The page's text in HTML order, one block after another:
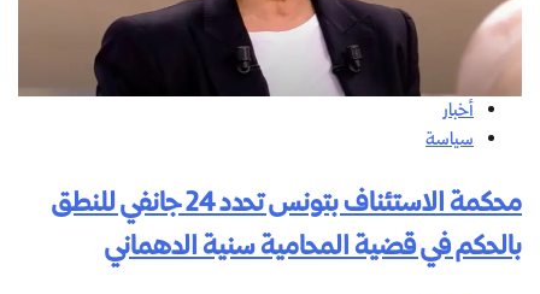
أخبار
سياسة
محكمة الاستئناف بتونس تحدد 24 جانفي للنطق
بالحكم في قضية المحامية سنية الدهماني